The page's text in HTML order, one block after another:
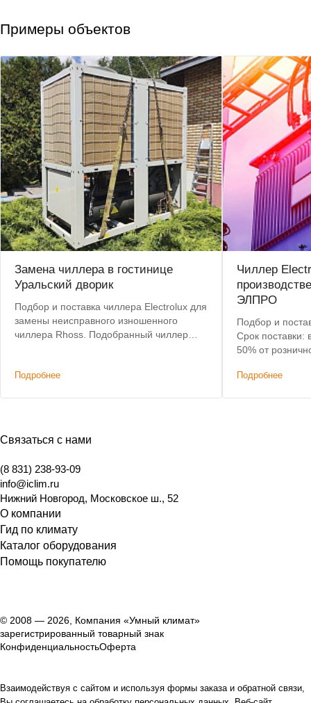
Примеры объектов
Замена чиллера в гостинице
Уральский дворик
Подбор и поставка чиллера Electrolux для
замены неисправного изношенного
чиллера Rhoss. Подобранный чиллер
изменений.
Подробнее
Чиллер
ЭЛПРО
Подбор и
Срок поставки:
50% от
Подробнее
Связаться с нами
(8 831) 238-93-09
info@iclim.ru
Нижний Новгород, Московское ш., 52
О компании
Гид по климату
Каталог оборудования
Помощь покупателю
© 2008 — 2026, Компания «Умный климат»
зарегистрированный товарный знак
КонфиденциальностьОферта
Взаимодействуя с сайтом и используя формы заказа и обратной связи,